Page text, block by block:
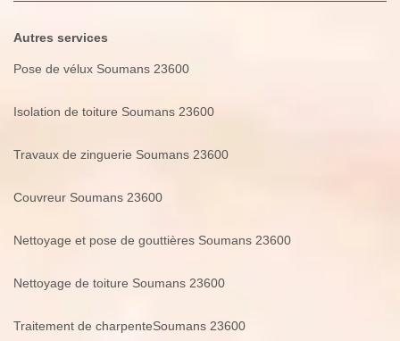
Autres services
Pose de vélux Soumans 23600
Isolation de toiture Soumans 23600
Travaux de zinguerie Soumans 23600
Couvreur Soumans 23600
Nettoyage et pose de gouttières Soumans 23600
Nettoyage de toiture Soumans 23600
Traitement de charpenteSoumans 23600